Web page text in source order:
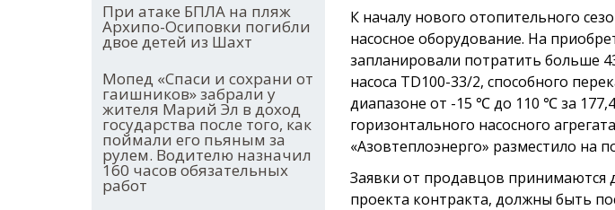
При атаке БПЛА на пляж
Архипо-Осиповки погибли
двое детей из Шахт
Мопед «Спаси и сохрани от
гаишников» забрали у
жителя Марий Эл в доход
государства после того, как
поймали его пьяным за
рулем. Водителю назначил
160 часов обязательных
работ
К началу нового отопительного
насосное оборудование. На
запланировали потратить больше
насоса TD100-33/2, способного
диапазоне от -15 ℃ до 110 ℃ за
горизонтального насосного
«Азовтеплоэнерго» разместило на
Заявки от продавцов принимаются
проекта контракта, должны быть